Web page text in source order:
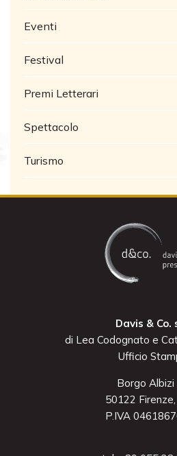
Eventi
Festival
Premi Letterari
Spettacolo
Turismo
Davis & Co.
di Lea Codognato e
Ufficio
Borgo Albizi
50122
P.IVA